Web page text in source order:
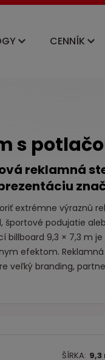
CENNÍK
s
reklamná
extrémne výraznú
športové podujatie
billboard 9,3 × 7,3 m je
efektom. Reklamná
veľký branding,
ŠÍRKA: 9,3